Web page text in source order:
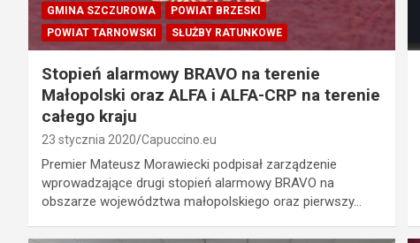
GMINA SZCZUROWA
POWIAT BRZESKI
POWIAT TARNOWSKI
SŁUŻBY RATUNKOWE
Stopień alarmowy BRAVO na terenie
Małopolski oraz ALFA i ALFA-CRP na terenie
całego kraju
23 stycznia 2020 Capuccino.eu
Premier Mateusz Morawiecki podpisał zarządzenie
wprowadzające drugi stopień alarmowy BRAVO na
obszarze województwa małopolskiego oraz pierwszy…